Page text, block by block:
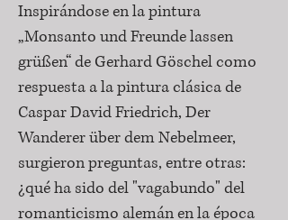
Inspirándose en la pintura
„Monsanto und Freunde lassen
grüßen“ de Gerhard Göschel como
respuesta a la pintura clásica de
Caspar David Friedrich, Der
Wanderer über dem Nebelmeer,
surgieron preguntas, entre otras:
¿qué ha sido del "vagabundo" del
romanticismo alemán en la época